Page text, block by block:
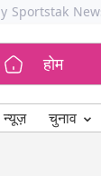
Sportstak
होम
न्यूज़ चुनाव ⌄